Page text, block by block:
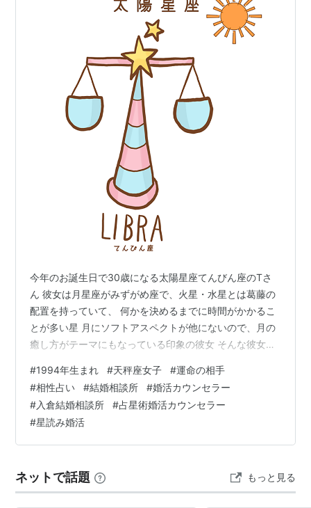
今年のお誕生日で30歳になる太陽星座てんびん座のTさ
ん 彼女は月星座がみずがめ座で、火星・水星とは葛藤の
配置を持っていて、 何かを決めるまでに時間がかかるこ
とが多い星 月にソフトアスペクトが他にないので、月の
癒し方がテーマにもなっている印象の彼女 そんな彼女に
齢で言うと 1歳年上の 太陽星座おひつじ座 木星星座てん
びん座男子 Tさんとは太陽星座が向かい合っていて（オ
ポジション） 以前こちらの記事でもご紹介したカップル
がそうですが hoshiyomi-konkatsu.hatenablog.jp このよ
うな組み合わせは、足りないものを補い合って…
#1994年生まれ #天秤座女子 #運命の相手
#相性占い #結婚相談所 #婚活カウンセラー
#入倉結婚相談所 #占星術婚活カウンセラー
#星読み婚活
ネットで話題 もっと見る